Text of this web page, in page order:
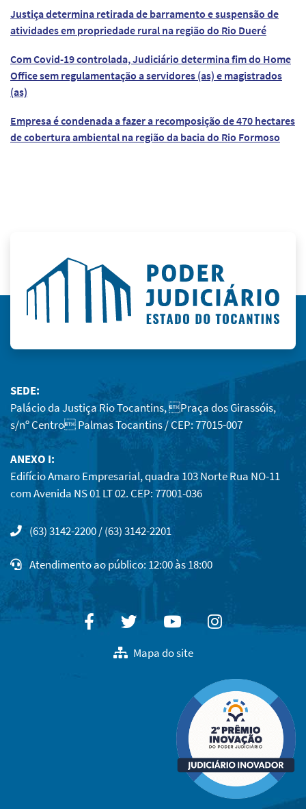
Justiça determina retirada de barramento e suspensão de
atividades em propriedade rural na região do Rio Dueré
Com Covid-19 controlada, Judiciário determina fim do Home
Office sem regulamentação a servidores (as) e magistrados
(as)
Empresa é condenada a fazer a recomposição de 470 hectares
de cobertura ambiental na região da bacia do Rio Formoso
SEDE:
Palácio da Justiça Rio Tocantins, Praça dos Girassóis,
s/nº Centro Palmas Tocantins / CEP: 77015-007
ANEXO I:
Edifício Amaro Empresarial, quadra 103 Norte Rua NO-11
com Avenida NS 01 LT 02. CEP: 77001-036
(63) 3142-2200 / (63) 3142-2201
Atendimento ao público: 12:00 às 18:00
FacebookTwitterYoutubeInstagram
Mapa do site